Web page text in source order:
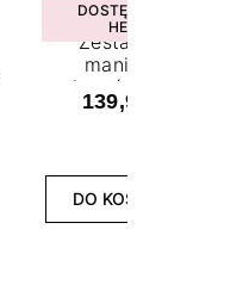
DOSTĘPNY W
HEBE
Zestaw do
manicure
japońskiego
139,99 zł
DO KOSZYKA